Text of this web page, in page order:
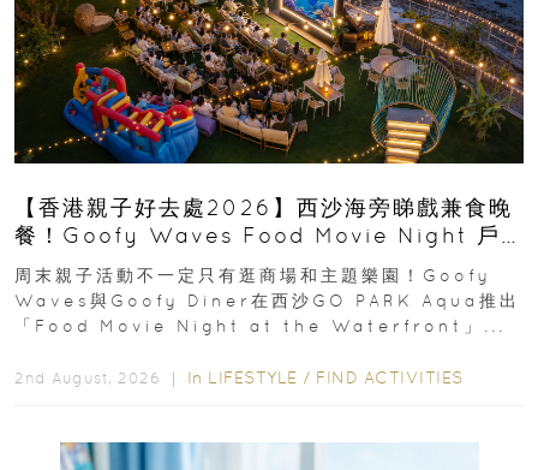
【香港親子好去處2026】西沙海旁睇戲兼食晚
餐！Goofy Waves Food Movie Night 戶
外影院逢週末登場
周末親子活動不一定只有逛商場和主題樂園！Goofy
Waves與Goofy Diner在西沙GO PARK Aqua推出
「Food Movie Night at the Waterfront」...
2nd August, 2026 ｜ In LIFESTYLE / FIND ACTIVITIES